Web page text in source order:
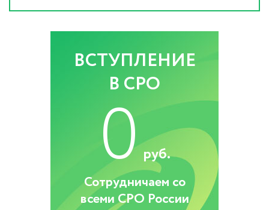
ВСТУПЛЕНИЕ
В СРО
0 руб.
Сотрудничаем со
всеми СРО России